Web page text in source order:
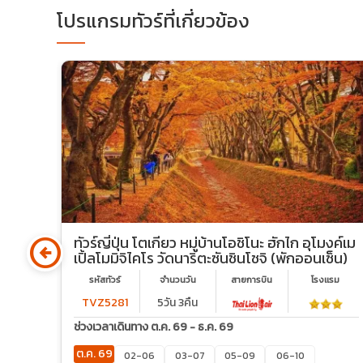
โปรแกรมทัวร์ที่เกี่ยวข้อง
ทัวร์ญี่ปุ่น โตเกียว หมู่บ้านโอชิโนะ ฮักไก อุโมงค์เม
เปิ้ลโมมิจิไคโร วัดนาริตะซันชินโชจิ (พักออนเซ็น)
รหัสทัวร์
TVZ5281
จำนวนวัน
5วัน 3คืน
สายการบิน โรงเเรม
ช่วงเวลาเดินทาง ต.ค. 69 - ธ.ค. 69
ต.ค. 69
02-06 03-07 05-09 06-10
arrow_circle_left